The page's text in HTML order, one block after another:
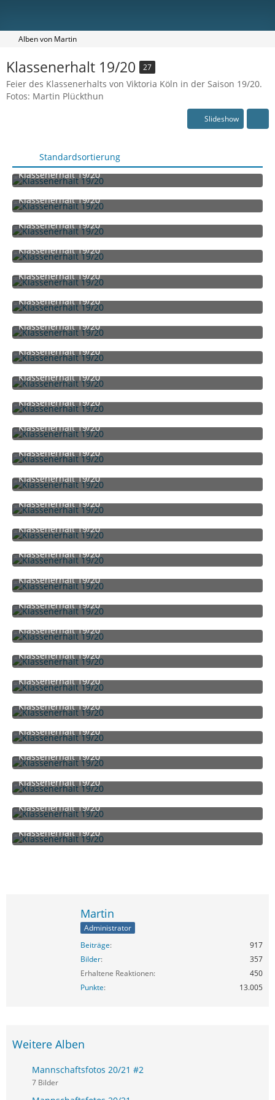
Alben von Martin
Klassenerhalt 19/20 27
Feier des Klassenerhalts von Viktoria Köln in der Saison 19/20.
Fotos: Martin Plückthun
Slideshow
Standardsortierung
Klassenerhalt 19/20
30. Juni 2020 um 14:14
Klassenerhalt 19/20
30. Juni 2020 um 14:14
Klassenerhalt 19/20
30. Juni 2020 um 14:14
Klassenerhalt 19/20
30. Juni 2020 um 14:14
Klassenerhalt 19/20
30. Juni 2020 um 14:14
Klassenerhalt 19/20
30. Juni 2020 um 14:14
Klassenerhalt 19/20
30. Juni 2020 um 14:14
Klassenerhalt 19/20
30. Juni 2020 um 14:14
Klassenerhalt 19/20
30. Juni 2020 um 14:14
Klassenerhalt 19/20
30. Juni 2020 um 14:14
Klassenerhalt 19/20
30. Juni 2020 um 14:14
Klassenerhalt 19/20
30. Juni 2020 um 14:14
Klassenerhalt 19/20
30. Juni 2020 um 14:14
Klassenerhalt 19/20
30. Juni 2020 um 14:14
Klassenerhalt 19/20
30. Juni 2020 um 14:14
Klassenerhalt 19/20
30. Juni 2020 um 14:14
Klassenerhalt 19/20
30. Juni 2020 um 14:14
Klassenerhalt 19/20
30. Juni 2020 um 14:14
Klassenerhalt 19/20
30. Juni 2020 um 14:14
Klassenerhalt 19/20
30. Juni 2020 um 14:14
Klassenerhalt 19/20
30. Juni 2020 um 14:14
Klassenerhalt 19/20
30. Juni 2020 um 14:14
Klassenerhalt 19/20
30. Juni 2020 um 14:14
Klassenerhalt 19/20
30. Juni 2020 um 14:14
Klassenerhalt 19/20
30. Juni 2020 um 14:14
Klassenerhalt 19/20
30. Juni 2020 um 14:14
Klassenerhalt 19/20
30. Juni 2020 um 14:14
Martin
Administrator
Beiträge
917
Bilder
357
Erhaltene Reaktionen
450
Punkte
13.005
Weitere Alben
Mannschaftsfotos 20/21 #2
7 Bilder